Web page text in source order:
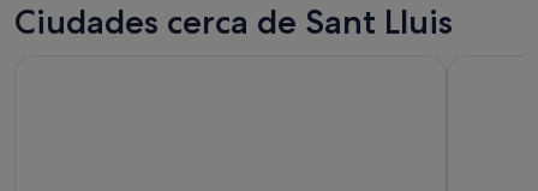
Ciudades cerca de Sant Lluis